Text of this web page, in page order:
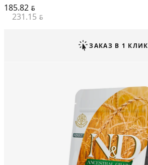
185.82 BYN
231.15 BYN
ЗАКАЗ В 1 КЛИК